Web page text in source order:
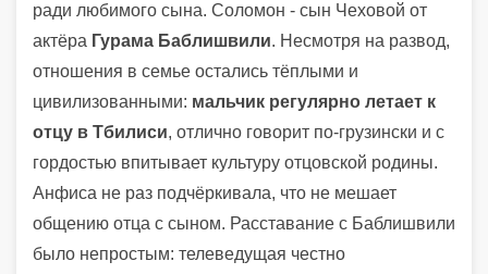
ради любимого сына. Соломон - сын Чеховой от
актёра Гурама Баблишвили. Несмотря на развод,
отношения в семье остались тёплыми и
цивилизованными: мальчик регулярно летает к
отцу в Тбилиси, отлично говорит по-грузински и с
гордостью впитывает культуру отцовской родины.
Анфиса не раз подчёркивала, что не мешает
общению отца с сыном. Расставание с Баблишвили
было непростым: телеведущая честно